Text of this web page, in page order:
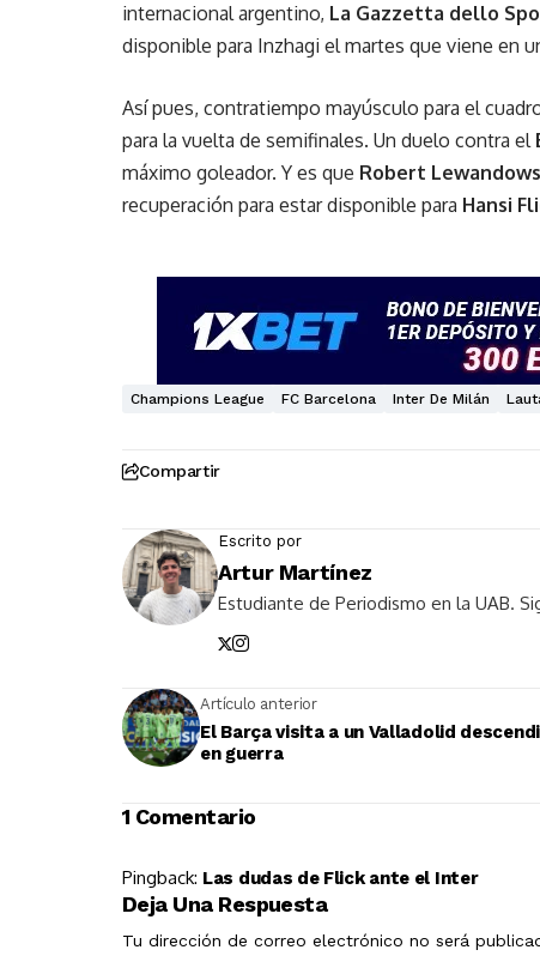
internacional argentino, La Gazzetta dello
disponible para Inzhagi el martes que viene en
Así pues, contratiempo mayúsculo para el
para la vuelta de semifinales. Un duelo contra el
máximo goleador. Y es que Robert
recuperación para estar disponible para Hansi
Champions League FC Barcelona Inter De Milán
Compartir
Escrito por
Artur Martínez
Estudiante de Periodismo en la UAB.
Artículo anterior
El Barça visita a un Valladolid
en guerra
1 Comentario
Pingback: Las dudas de Flick ante el Inter
Deja Una Respuesta
Tu dirección de correo electrónico no será